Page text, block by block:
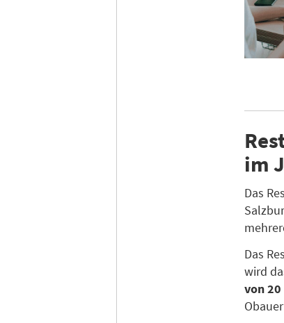
im
Das
Das
wird
von